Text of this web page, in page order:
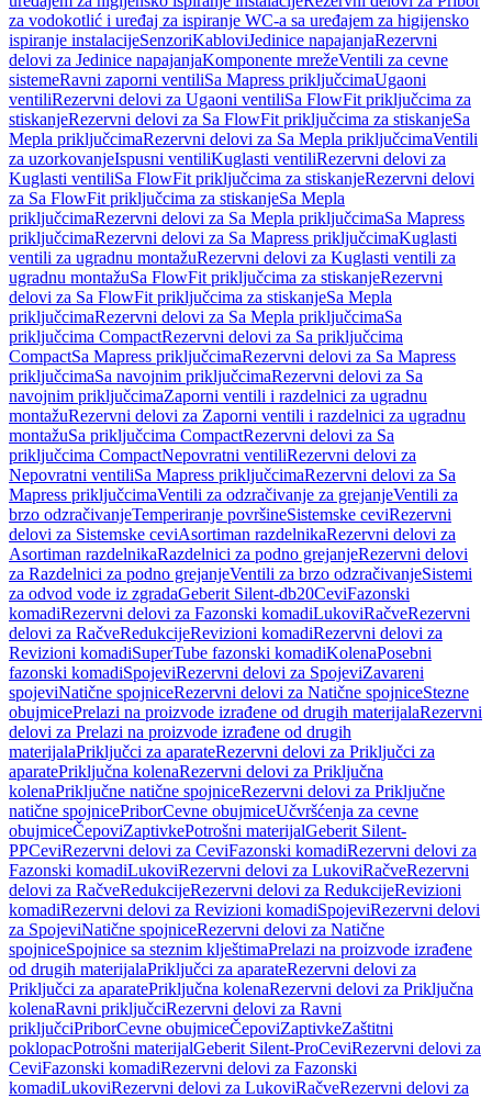
za vodokotlić i uređaj za ispiranje WC-a sa uređajem za higijensko
ispiranje instalacijeSenzoriKabloviJedinice napajanjaRezervni
delovi za Jedinice napajanjaKomponente mrežeVentili za cevne
sistemeRavni zaporni ventiliSa Mapress priključcimaUgaoni
ventiliRezervni delovi za Ugaoni ventiliSa FlowFit priključcima za
stiskanjeRezervni delovi za Sa FlowFit priključcima za stiskanjeSa
Mepla priključcimaRezervni delovi za Sa Mepla priključcimaVentili
za uzorkovanjeIspusni ventiliKuglasti ventiliRezervni delovi za
Kuglasti ventiliSa FlowFit priključcima za stiskanjeRezervni delovi
za Sa FlowFit priključcima za stiskanjeSa Mepla
priključcimaRezervni delovi za Sa Mepla priključcimaSa Mapress
priključcimaRezervni delovi za Sa Mapress priključcimaKuglasti
ventili za ugradnu montažuRezervni delovi za Kuglasti ventili za
ugradnu montažuSa FlowFit priključcima za stiskanjeRezervni
delovi za Sa FlowFit priključcima za stiskanjeSa Mepla
priključcimaRezervni delovi za Sa Mepla priključcimaSa
priključcima CompactRezervni delovi za Sa priključcima
CompactSa Mapress priključcimaRezervni delovi za Sa Mapress
priključcimaSa navojnim priključcimaRezervni delovi za Sa
navojnim priključcimaZaporni ventili i razdelnici za ugradnu
montažuRezervni delovi za Zaporni ventili i razdelnici za ugradnu
montažuSa priključcima CompactRezervni delovi za Sa
priključcima CompactNepovratni ventiliRezervni delovi za
Nepovratni ventiliSa Mapress priključcimaRezervni delovi za Sa
Mapress priključcimaVentili za odzračivanje za grejanjeVentili za
brzo odzračivanjeTemperiranje površineSistemske ceviRezervni
delovi za Sistemske ceviAsortiman razdelnikaRezervni delovi za
Asortiman razdelnikaRazdelnici za podno grejanjeRezervni delovi
za Razdelnici za podno grejanjeVentili za brzo odzračivanjeSistemi
za odvod vode iz zgradaGeberit Silent-db20CeviFazonski
komadiRezervni delovi za Fazonski komadiLukoviRačveRezervni
delovi za RačveRedukcijeRevizioni komadiRezervni delovi za
Revizioni komadiSuperTube fazonski komadiKolenaPosebni
fazonski komadiSpojeviRezervni delovi za SpojeviZavareni
spojeviNatične spojniceRezervni delovi za Natične spojniceStezne
obujmicePrelazi na proizvode izrađene od drugih materijalaRezervni
delovi za Prelazi na proizvode izrađene od drugih
materijalaPriključci za aparateRezervni delovi za Priključci za
aparatePriključna kolenaRezervni delovi za Priključna
kolenaPriključne natične spojniceRezervni delovi za Priključne
natične spojnicePriborCevne obujmiceUčvršćenja za cevne
obujmiceČepoviZaptivkePotrošni materijalGeberit Silent-
PPCeviRezervni delovi za CeviFazonski komadiRezervni delovi za
Fazonski komadiLukoviRezervni delovi za LukoviRačveRezervni
delovi za RačveRedukcijeRezervni delovi za RedukcijeRevizioni
komadiRezervni delovi za Revizioni komadiSpojeviRezervni delovi
za SpojeviNatične spojniceRezervni delovi za Natične
spojniceSpojnice sa steznim klještimaPrelazi na proizvode izrađene
od drugih materijalaPriključci za aparateRezervni delovi za
Priključci za aparatePriključna kolenaRezervni delovi za Priključna
kolenaRavni priključciRezervni delovi za Ravni
priključciPriborCevne obujmiceČepoviZaptivkeZaštitni
poklopacPotrošni materijalGeberit Silent-ProCeviRezervni delovi za
CeviFazonski komadiRezervni delovi za Fazonski
komadiLukoviRezervni delovi za LukoviRačveRezervni delovi za